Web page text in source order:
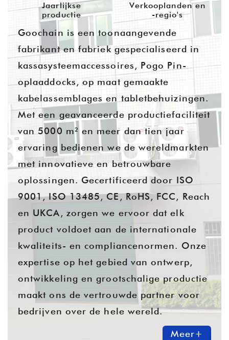
Jaarlijkse
productie
Verkooplanden en
-regio's
Goochain is een toonaangevende
fabrikant en fabriek gespecialiseerd in
kassasysteemaccessoires, Pogo Pin-
oplaaddocks, op maat gemaakte
kabelassemblages en tabletbehuizingen.
Met een geavanceerde productiefaciliteit
van 5000 m² en meer dan tien jaar
ervaring bedienen we de wereldmarkten
met innovatieve en betrouwbare
oplossingen. Gecertificeerd door ISO
9001, ISO 13485, CE, RoHS, FCC, Reach
en UKCA, zorgen we ervoor dat elk
product voldoet aan de internationale
kwaliteits- en compliancenormen. Onze
expertise op het gebied van ontwerp,
ontwikkeling en grootschalige productie
maakt ons de vertrouwde partner voor
bedrijven over de hele wereld.
Meer+